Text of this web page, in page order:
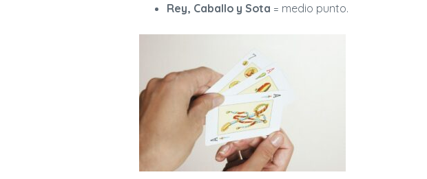
Rey, Caballo y Sota = medio punto.